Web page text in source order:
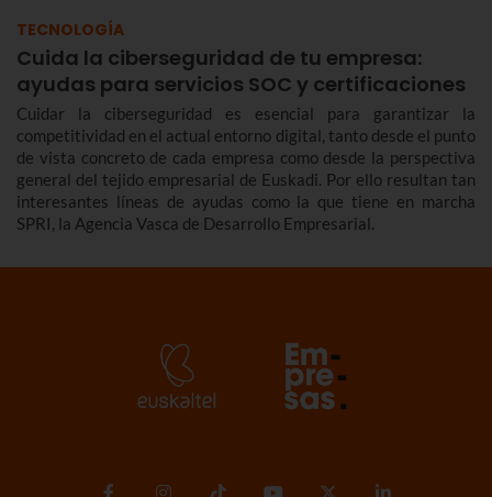
TECNOLOGÍA
Cuida la ciberseguridad de tu empresa:
ayudas para servicios SOC y certificaciones
Cuidar la ciberseguridad es esencial para garantizar la
competitividad en el actual entorno digital, tanto desde el punto
de vista concreto de cada empresa como desde la perspectiva
general del tejido empresarial de Euskadi. Por ello resultan tan
interesantes líneas de ayudas como la que tiene en marcha
SPRI, la Agencia Vasca de Desarrollo Empresarial.